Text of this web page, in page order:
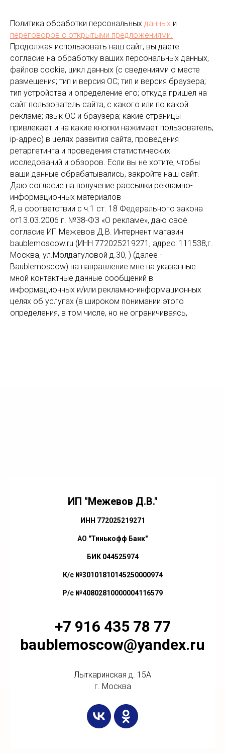
Политика обработки персональных данных и
переговоров с открытыми предложениями.
Продолжая использовать наш сайт, вы даете
согласие на обработку ваших персональных данных,
файлов cookie, цикл данных (с сведениями о месте
размещения; тип и версия ОС; тип и версия браузера;
тип устройства и определение его; откуда пришел на
сайт пользователь сайта; с какого или по какой
рекламе; язык ОС и браузера; какие страницы
привлекает и на какие кнопки нажимает пользователь;
ip-адрес) в целях развития сайта, проведения
ретаргетинга и проведения статистических
исследований и обзоров. Если вы не хотите, чтобы
ваши данные обрабатывались, закройте наш сайт.
Даю согласие на получение рассылки рекламно-
информационных материалов
Я, в соответствии с ч.1 ст. 18 Федерального закона
от13.03.2006 г. №38-ФЗ «О рекламе», даю своё
согласие ИП Межевов Д.В. Интернент магазин
baublemoscow.ru (ИНН 772025219271, адрес: 111538,г.
Москва, ул.Молдагуловой д.30, ) (далее -
Baublemoscow) на направление мне на указанные
мной контактные данные сообщений в
информационных и/или рекламно-информационных
целях об услугах (в широком понимании этого
определения, в том числе, но не ограничиваясь,
ИП "Межевов Д.В."
ИНН 772025219271
АО "Тинькофф Банк"
БИК 044525974
К/с №30101810145250000974
Р/с №40802810000004116579
+7 916 435 78 77
baublemoscow@yandex.ru
Лыткаринская д. 15А
г. Москва